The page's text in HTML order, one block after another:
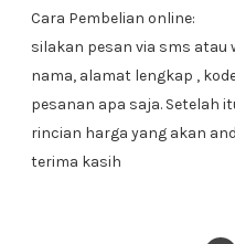
Cara Pembelian online:
silakan pesan via sms atau
nama, alamat lengkap ,
pesanan apa saja. Setelah
rincian harga yang akan
terima kasih